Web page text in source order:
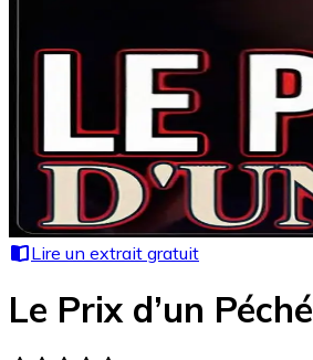
Lire un extrait gratuit
Le Prix d’un Péché